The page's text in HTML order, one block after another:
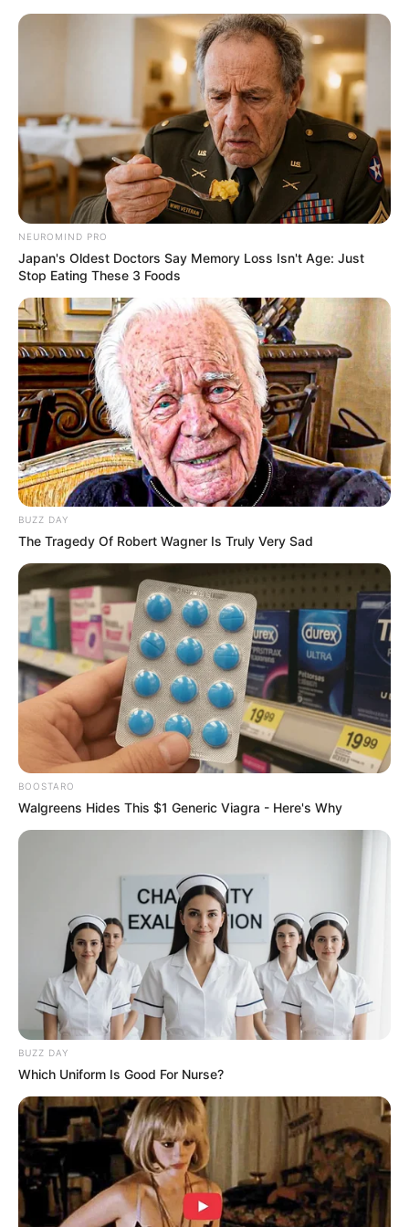
INSPIRASI
Dikenal Sosok Kontroversial,
NEUROMIND PRO
Japan's Oldest Doctors Say Memory Loss Isn't Age: Just
Stop Eating These 3 Foods
BUZZ DAY
The Tragedy Of Robert Wagner Is Truly Very Sad
BOOSTARO
Walgreens Hides This $1 Generic Viagra - Here's Why
BUZZ DAY
Which Uniform Is Good For Nurse?